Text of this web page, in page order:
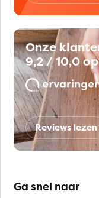
Onze
9,2 / 10,0
Reviews lezen
Ga snel naar